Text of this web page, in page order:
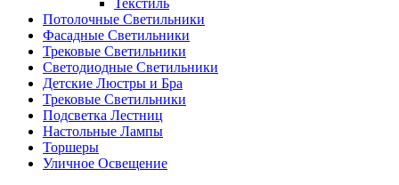
Текстиль
Потолочные Светильники
Фасадные Светильники
Трековые Светильники
Светодиодные Светильники
Детские Люстры и Бра
Трековые Светильники
Подсветка Лестниц
Настольные Лампы
Торшеры
Уличное Освещение